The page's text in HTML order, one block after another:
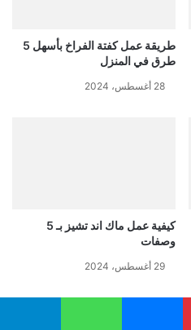
طريقة عمل كفتة الفراخ بأسهل 5
طرق في المنزل
28 أغسطس، 2024
كيفية عمل ماك اند تشيز بـ 5
وصفات
29 أغسطس، 2024